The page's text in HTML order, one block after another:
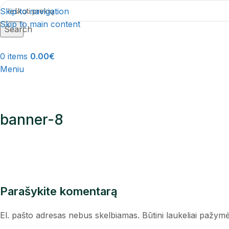
Skip to navigation
Skip to main content
Search
0 items 0.00€
Meniu
banner-8
Parašykite komentarą
El. pašto adresas nebus skelbiamas. Būtini laukeliai